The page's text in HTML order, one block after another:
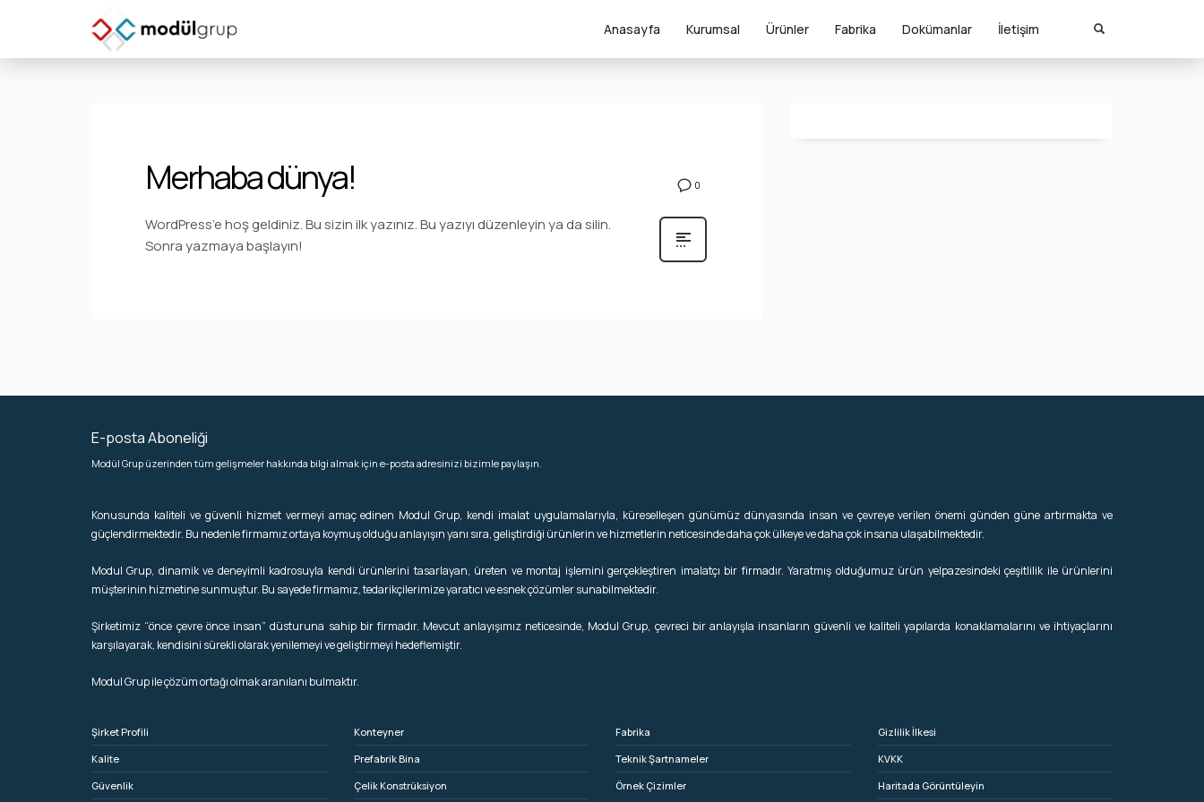
Anasayfa Kurumsal Ürünler Fabrika Dokümanlar İletişim
0
Merhaba dünya!
WordPress’e hoş geldiniz. Bu sizin ilk yazınız. Bu yazıyı düzenleyin ya da silin.
Sonra yazmaya başlayın!
E-posta Aboneliği
Modül Grup üzerinden tüm gelişmeler hakkında bilgi almak için e-posta adresinizi bizimle paylaşın.
Konusunda kaliteli ve güvenli hizmet vermeyi amaç edinen Modul Grup, kendi imalat uygulamalarıyla, küreselleşen günümüz dünyasında insan ve çevreye verilen önemi günden güne artırmakta ve
güçlendirmektedir. Bu nedenle firmamız ortaya koymuş olduğu anlayışın yanı sıra, geliştirdiği ürünlerin ve hizmetlerin neticesinde daha çok ülkeye ve daha çok insana ulaşabilmektedir.
Modul Grup, dinamik ve deneyimli kadrosuyla kendi ürünlerini tasarlayan, üreten ve montaj işlemini gerçekleştiren imalatçı bir firmadır. Yaratmış olduğumuz ürün yelpazesindeki çeşitlilik ile ürünlerini
müşterinin hizmetine sunmuştur. Bu sayede firmamız, tedarikçilerimize yaratıcı ve esnek çözümler sunabilmektedir.
Şirketimiz “önce çevre önce insan” düsturuna sahip bir firmadır. Mevcut anlayışımız neticesinde, Modul Grup, çevreci bir anlayışla insanların güvenli ve kaliteli yapılarda konaklamalarını ve ihtiyaçlarını
karşılayarak, kendisini sürekli olarak yenilemeyi ve geliştirmeyi hedeflemiştir.
Modul Grup ile çözüm ortağı olmak aranılanı bulmaktır.
Şirket Profili
Kalite
Güvenlik
Konteyner
Prefabrik Bina
Çelik Konstrüksiyon
Fabrika
Teknik Şartnameler
Örnek Çizimler
Gizlilik İlkesi
KVKK
Haritada Görüntüleyin